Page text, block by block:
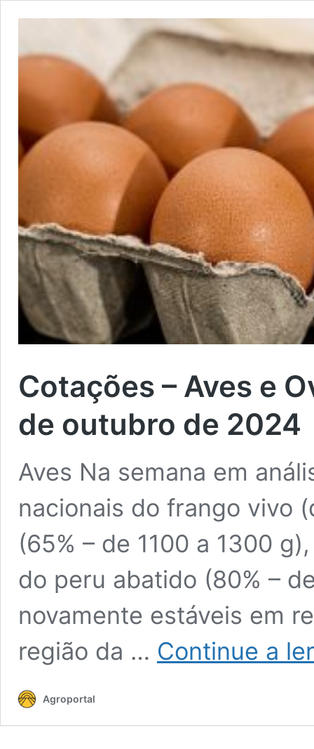
Cotações – Aves e
de outubro de 2024
Aves Na semana em
nacionais do frango vivo
(65% – de 1100 a 1300
do peru abatido (80% –
novamente estáveis em
região da … Continue a ler
Agroportal